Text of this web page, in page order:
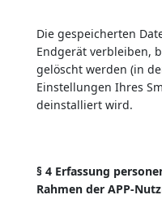
Die gespeicherten
Endgerät verbleiben,
gelöscht werden (in
Einstellungen Ihres
deinstalliert wird.
§ 4 Erfassung
Rahmen der APP-